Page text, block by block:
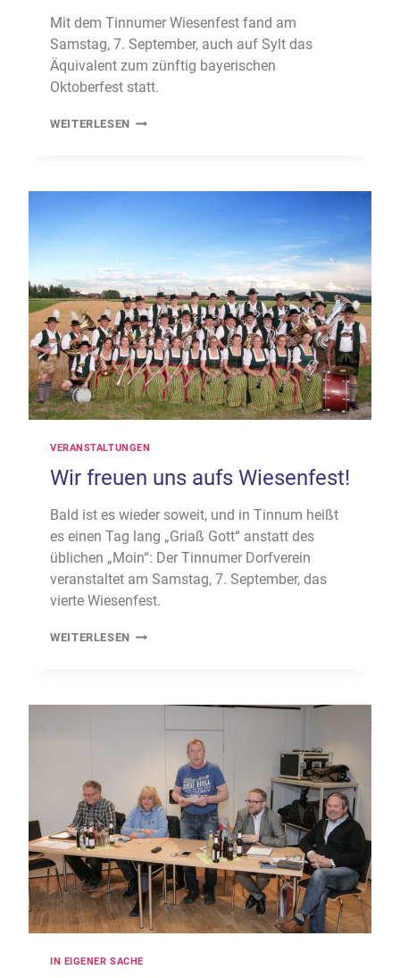
Mit dem Tinnumer Wiesenfest fand am
Samstag, 7. September, auch auf Sylt das
Äquivalent zum zünftig bayerischen
Oktoberfest statt.
WEITERLESEN WIESENFEST
VERANSTALTUNGEN
Wir freuen uns aufs Wiesenfest!
Bald ist es wieder soweit, und in Tinnum heißt
es einen Tag lang „Griaß Gott“ anstatt des
üblichen „Moin“: Der Tinnumer Dorfverein
veranstaltet am Samstag, 7. September, das
vierte Wiesenfest.
WEITERLESEN WIR
WIESENFEST!
IN EIGENER SACHE